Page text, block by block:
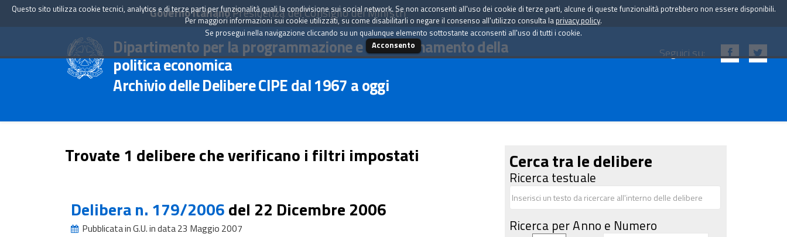
Governo ItalianoPresidenza del Consiglio dei Ministri
Dipartimento per la programmazione e il coordinamento della
politica economica
Archivio delle Delibere CIPE dal 1967 a oggi
Seguici su:
Trovate 1 delibere che verificano i filtri impostati
Delibera n. 179/2006del 22 Dicembre 2006
Pubblicata in G.U. in data 23 Maggio 2007
Cerca tra le delibere
Ricerca testuale
Ricerca per Anno e Numero
Questo sito utilizza cookie tecnici, analytics e di terze parti per funzionalità quali la condivisione sui social network. Se non acconsenti all'uso dei cookie di terze parti, alcune di queste funzionalità potrebbero non essere disponibili.
Per maggiori informazioni sui cookie utilizzati, su come disabilitarli o negare il consenso all'utilizzo consulta la privacy policy.
Se prosegui nella navigazione cliccando su un qualunque elemento sottostante acconsenti all'uso di tutti i cookie.
Acconsento